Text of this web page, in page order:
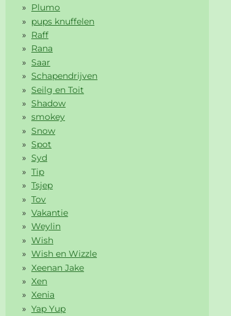
Plumo
pups knuffelen
Raff
Rana
Saar
Schapendrijven
Seilg en Toit
Shadow
smokey
Snow
Spot
Syd
Tip
Tsjep
Tov
Vakantie
Weylin
Wish
Wish en Wizzle
Xeenan Jake
Xen
Xenia
Yap Yup